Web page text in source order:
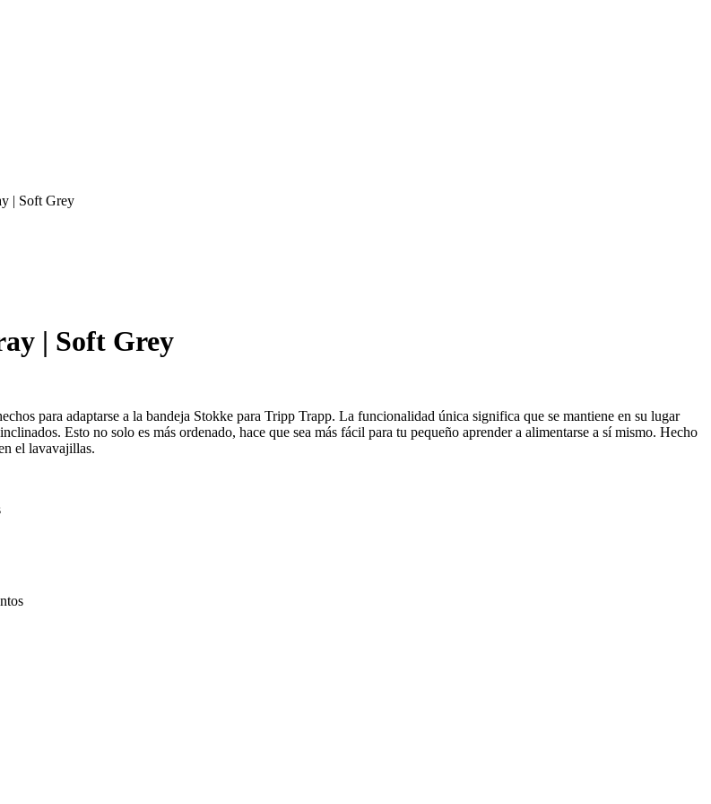
| Soft Grey
| Soft Grey
para adaptarse a la bandeja Stokke para Tripp Trapp. La funcionalidad única significa que se mantiene en su lugar
Esto no solo es más ordenado, hace que sea más fácil para tu pequeño aprender a alimentarse a sí mismo. Hecho
el lavavajillas.